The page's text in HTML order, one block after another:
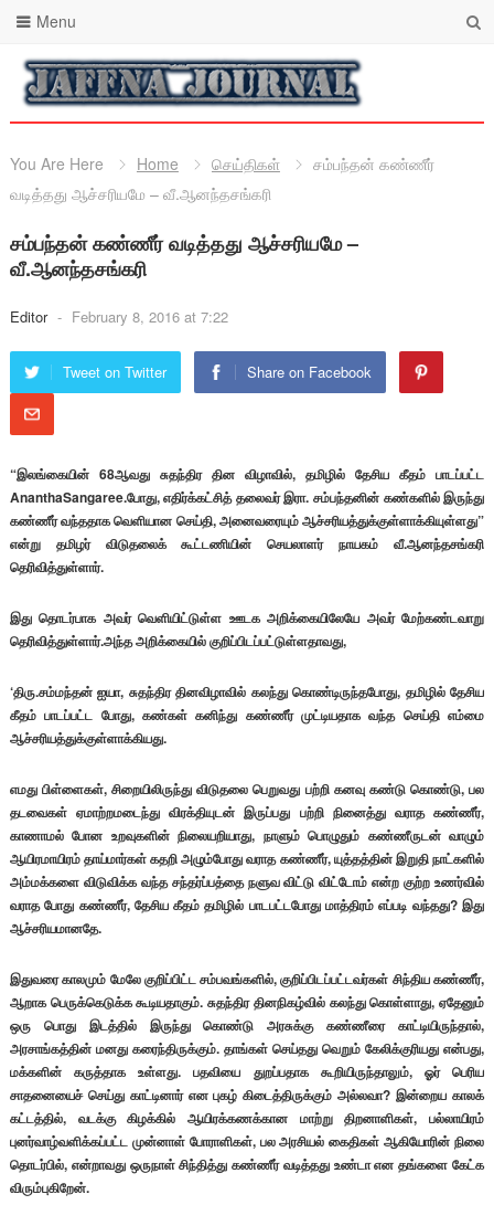
Menu
You Are Here Home செய்திகள்
சம்பந்தன் கண்ணீர்
வடித்தது ஆச்சரியமே – வீ.ஆனந்தசங்கரி
சம்பந்தன் கண்ணீர் வடித்தது ஆச்சரியமே –
வீ.ஆனந்தசங்கரி
Editor - February 8, 2016 at 7:22
Tweet on Twitter Share on Facebook
“இலங்கையின் 68ஆவது சுதந்திர தின விழாவில், தமிழில் தேசிய கீதம் பாடப்பட்ட
AnanthaSangaree.போது, எதிர்க்கட்சித் தலைவர் இரா. சம்பந்தனின் கண்களில் இருந்து
கண்ணீர் வந்ததாக வெளியான செய்தி, அனைவரையும் ஆச்சரியத்துக்குள்ளாக்கியுள்ளது”
என்று தமிழர் விடுதலைக் கூட்டணியின் செயலாளர் நாயகம் வீ.ஆனந்தசங்கரி
தெரிவித்துள்ளார்.
இது தொடர்பாக அவர் வெளியிட்டுள்ள ஊடக அறிக்கையிலேயே அவர் மேற்கண்டவாறு
தெரிவித்துள்ளார்.அந்த அறிக்கையில் குறிப்பிடப்பட்டுள்ளதாவது,
‘திரு.சம்மந்தன் ஐயா, சுதந்திர தினவிழாவில் கலந்து கொண்டிருந்தபோது, தமிழில் தேசிய
கீதம் பாடப்பட்ட போது, கண்கள் கனிந்து கண்ணீர் முட்டியதாக வந்த செய்தி எம்மை
ஆச்சரியத்துக்குள்ளாக்கியது.
எமது பிள்ளைகள், சிறையிலிருந்து விடுதலை பெறுவது பற்றி கனவு கண்டு கொண்டு, பல
தடவைகள் ஏமாற்றமடைந்து விரக்தியுடன் இருப்பது பற்றி நினைத்து வராத கண்ணீர்,
காணாமல் போன உறவுகளின் நிலையறியாது, நாளும் பொழுதும் கண்ணீருடன் வாழும்
ஆயிரமாயிரம் தாய்மார்கள் கதறி அழும்போது வராத கண்ணீர், யுத்தத்தின் இறுதி நாட்களில்
அம்மக்களை விடுவிக்க வந்த சந்தர்ப்பத்தை நளுவ விட்டு விட்டோம் என்ற குற்ற உணர்வில்
வராத போது கண்ணீர், தேசிய கீதம் தமிழில் பாடபட்டபோது மாத்திரம் எப்படி வந்தது? இது
ஆச்சரியமானதே.
இதுவரை காலமும் மேலே குறிப்பிட்ட சம்பவங்களில், குறிப்பிடப்பட்டவர்கள் சிந்திய கண்ணீர்,
ஆறாக பெருக்கெடுக்க கூடியதாகும். சுதந்திர தினநிகழ்வில் கலந்து கொள்ளாது, ஏதேனும்
ஒரு பொது இடத்தில் இருந்து கொண்டு அரசுக்கு கண்ணீரை காட்டியிருந்தால்,
அரசாங்கத்தின் மனது கரைந்திருக்கும். தாங்கள் செய்தது வெறும் கேலிக்குரியது என்பது,
மக்களின் கருத்தாக உள்ளது. பதவியை துறப்பதாக கூறியிருந்தாலும், ஓர் பெரிய
சாதனையைச் செய்து காட்டினார் என புகழ் கிடைத்திருக்கும் அல்லவா? இன்றைய காலக்
கட்டத்தில், வடக்கு கிழக்கில் ஆயிரக்கணக்கான மாற்று திறனாளிகள், பல்லாயிரம்
புனர்வாழ்வளிக்கப்பட்ட முன்னாள் போராளிகள், பல அரசியல் கைதிகள் ஆகியோரின் நிலை
தொடர்பில், என்றாவது ஒருநாள் சிந்தித்து கண்ணீர் வடித்தது உண்டா என தங்களை கேட்க
விரும்புகிறேன்.